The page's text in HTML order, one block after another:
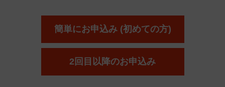
簡単にお申込み (初めての方)
2回目以降のお申込み